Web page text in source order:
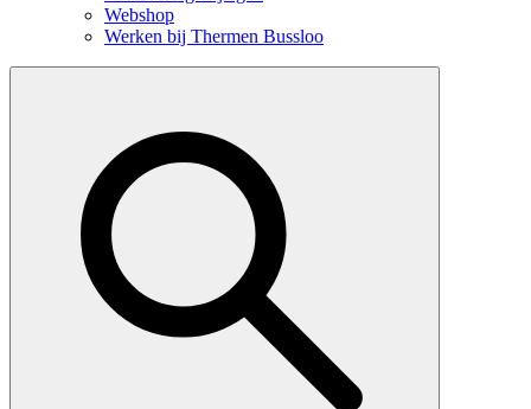
Webshop
Werken bij Thermen Bussloo